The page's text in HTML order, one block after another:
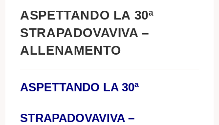
ASPETTANDO LA 30ª
STRAPADOVAVIVA –
ALLENAMENTO
ASPETTANDO LA 30ª
STRAPADOVAVIVA –